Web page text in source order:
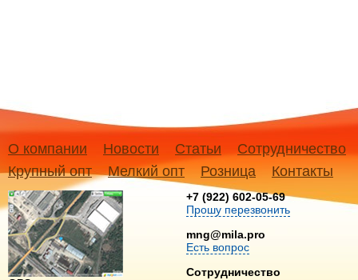
О компании Новости Статьи
Сотрудничество
Крупный опт
Мелкий опт Розница Контакты
+7 (922) 602-05-69
Прошу перезвонить
mng@mila.pro
Есть вопрос
Сотрудничество